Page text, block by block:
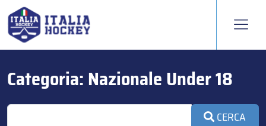
Categoria:Nazionale Under 18
CERCA